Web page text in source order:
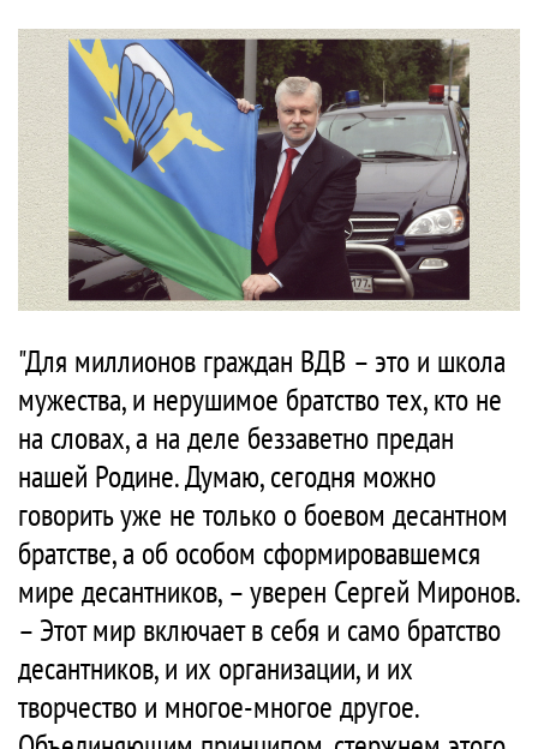
"Для миллионов граждан ВДВ – это и школа
мужества, и нерушимое братство тех, кто не
на словах, а на деле беззаветно предан
нашей Родине. Думаю, сегодня можно
говорить уже не только о боевом десантном
братстве, а об особом сформировавшемся
мире десантников, – уверен Сергей Миронов.
– Этот мир включает в себя и само братство
десантников, и их организации, и их
творчество и многое-многое другое.